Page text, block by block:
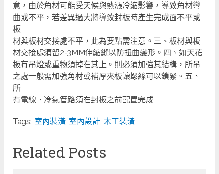
意，由於角材可能受天候與熱漲冷縮影響，導致角材彎
曲或不平，若差異過大將導致封板時產生完成面不平或
板
材與板材交接處不平，此為要點需注意。三、板材與板
材交接處須留2-3MM伸縮縫以防扭曲變形。四、如天花
板有吊燈或重物須掉在其上。則必須加強其結構，所吊
之處一般需加強角材或補厚夾板讓螺絲可以鎖緊。五、
所
有電線、冷氣管路須在封板之前配置完成
Tags: 室內裝潢 室內設計 木工裝潢
Related Posts